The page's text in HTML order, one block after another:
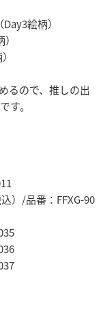
絵柄）
るので、推しの出
す。
）/品番：FFXG-90